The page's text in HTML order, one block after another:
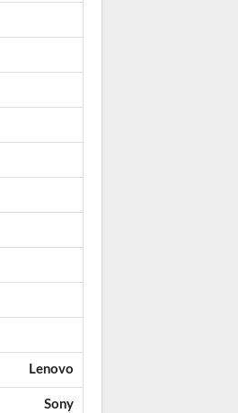
Lenovo
Sony